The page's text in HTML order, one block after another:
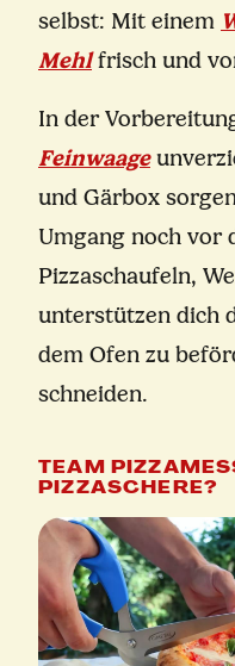
selbst: Mit einem
Mehlfrisch und
In der
Feinwaage
und Gärbox
Umgang noch vor
Pizzaschaufeln,
unterstützen dich
dem Ofen zu
schneiden.
TEAM
PIZZASCHERE?